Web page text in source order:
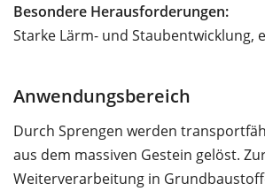
Besondere Herausforderungen:
Starke Lärm- und Staubentwicklung,
Anwendungsbereich
Durch Sprengen werden
aus dem massiven Gestein gelöst.
Weiterverarbeitung in